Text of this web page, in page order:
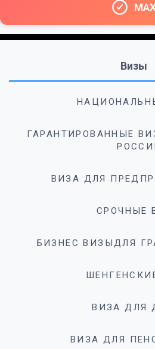
Визы
ГАРАНТИРОВАННЫЕ
ВИЗА ДЛЯ
СРОЧНЫЕ
БИЗНЕС ВИЗЫДЛЯ
ВИЗА ДЛЯ
ВИЗА ДЛЯ